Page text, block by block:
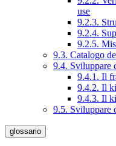
use
9.2.3.
9.2.4.
9.2.5.
9.3. Catalogo
9.4. Sviluppare
9.4.1. Il
9.4.2. Il
9.4.3. Il
9.5. Sviluppare
glossario